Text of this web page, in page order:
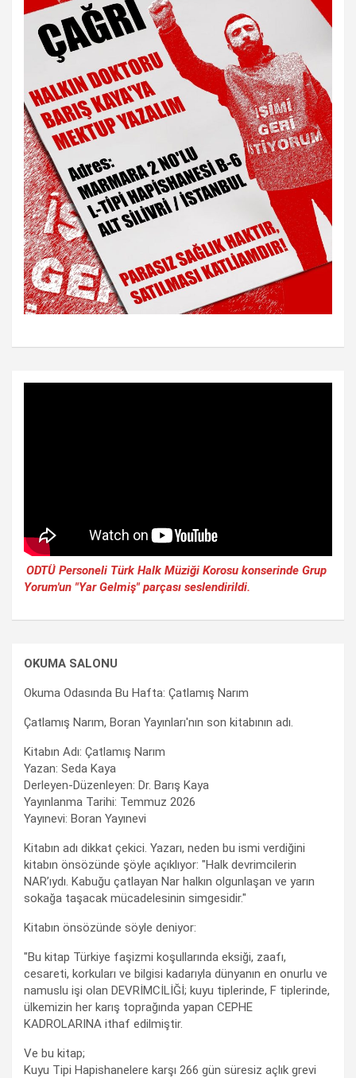
ODTÜ Personeli Türk Halk Müziği Korosu konserinde Grup
Yorum'un "Yar Gelmiş" parçası seslendirildi.
OKUMA SALONU
Okuma Odasında Bu Hafta: Çatlamış Narım
Çatlamış Narım, Boran Yayınları'nın son kitabının adı.
Kitabın Adı: Çatlamış Narım
Yazan: Seda Kaya
Derleyen-Düzenleyen: Dr. Barış Kaya
Yayınlanma Tarihi: Temmuz 2026
Yayınevi: Boran Yayınevi
Kitabın adı dikkat çekici. Yazarı, neden bu ismi verdiğini
kitabın önsözünde şöyle açıklıyor: "Halk devrimcilerin
NAR’ıydı. Kabuğu çatlayan Nar halkın olgunlaşan ve yarın
sokağa taşacak mücadelesinin simgesidir."
Kitabın önsözünde söyle deniyor:
"Bu kitap Türkiye faşizmi koşullarında eksiği, zaafı,
cesareti, korkuları ve bilgisi kadarıyla dünyanın en onurlu ve
namuslu işi olan DEVRİMCİLİĞİ; kuyu tiplerinde, F tiplerinde,
ülkemizin her karış toprağında yapan CEPHE
KADROLARINA ithaf edilmiştir.
Ve bu kitap;
Kuyu Tipi Hapishanelere karşı 266 gün süresiz açlık grevi